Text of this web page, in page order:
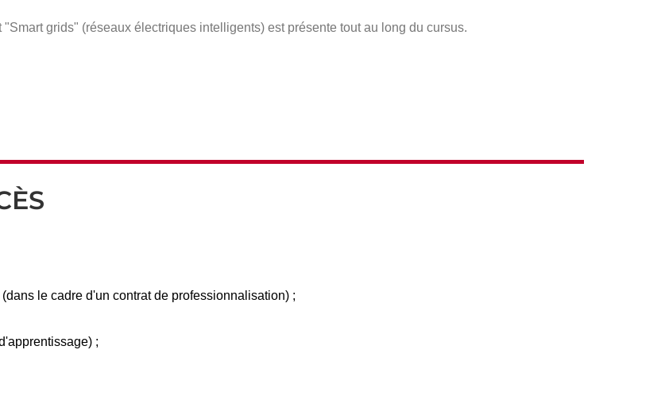
grids" (réseaux électriques intelligents) est présente tout au long du cursus.
le cadre d'un contrat de professionnalisation) ;
;